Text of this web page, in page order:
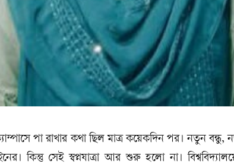
ক্যাম্পাসে পা রাখার কথা ছিল মাত্র কয়েকদিন পর। নতুন
কিন্তু সেই স্বপ্নযাত্রা আর শুরু হলো না।